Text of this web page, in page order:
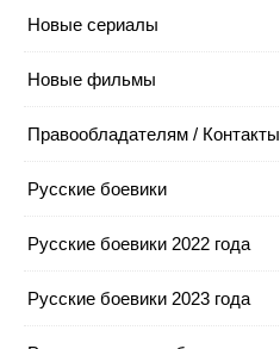
Новые сериалы
Новые фильмы
Правообладателям / Контакты
Русские боевики
Русские боевики 2022 года
Русские боевики 2023 года